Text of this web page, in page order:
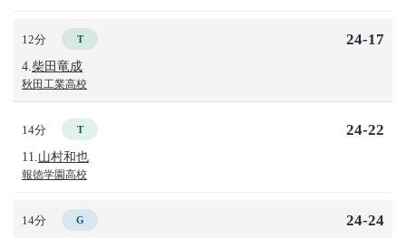
12分 T
4. 柴田竜成
秋田工業高校
24-17
14分 T
11. 山村和也
報徳学園高校
24-22
14分 G 24-24